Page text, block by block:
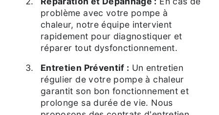
problème avec votre pompe à
chaleur, notre équipe intervient
rapidement pour diagnostiquer et
réparer tout dysfonctionnement.
Entretien Préventif : Un entretien
régulier de votre pompe à chaleur
garantit son bon fonctionnement et
prolonge sa durée de vie. Nous